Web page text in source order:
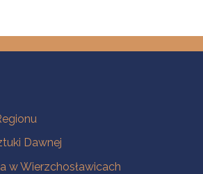
Dawnej
w Wierzchosławicach